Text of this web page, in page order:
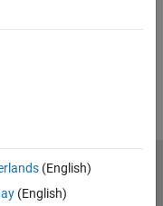
(English)
(English)
Estado de las aplicaciones